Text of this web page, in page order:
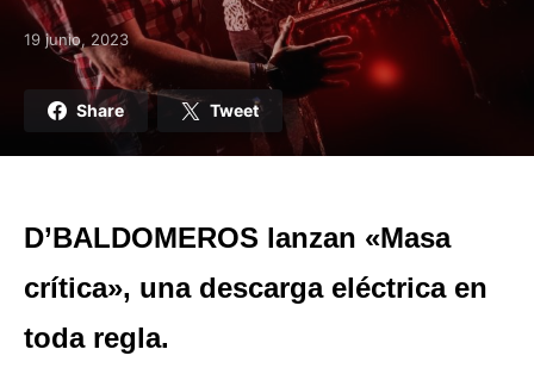
Posted on
19 junio, 2023
Share Tweet
D’BALDOMEROS lanzan «Masa
crítica», una descarga eléctrica en
toda regla.